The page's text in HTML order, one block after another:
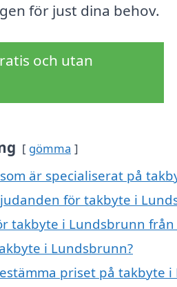
för just dina behov.
och utan
gömma
är specialiserat på
för takbyte i
takbyte i Lundsbrunn
i Lundsbrunn?
priset på takbyte i